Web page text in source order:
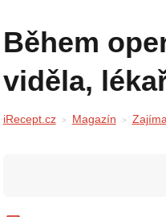
Během operace se jí zastavilo srdce. Co
viděla,
iRecept.cz Magazín